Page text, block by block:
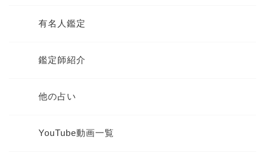
有名人鑑定
鑑定師紹介
他の占い
YouTube動画一覧